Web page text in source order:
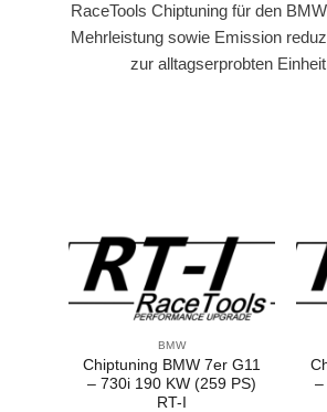
RaceTools Chiptuning für den
Mehrleistung sowie Emission
zur alltagserprobten
BMW
Chiptuning BMW 7er G11
– 730i 190 KW (259 PS)
RT-I
–